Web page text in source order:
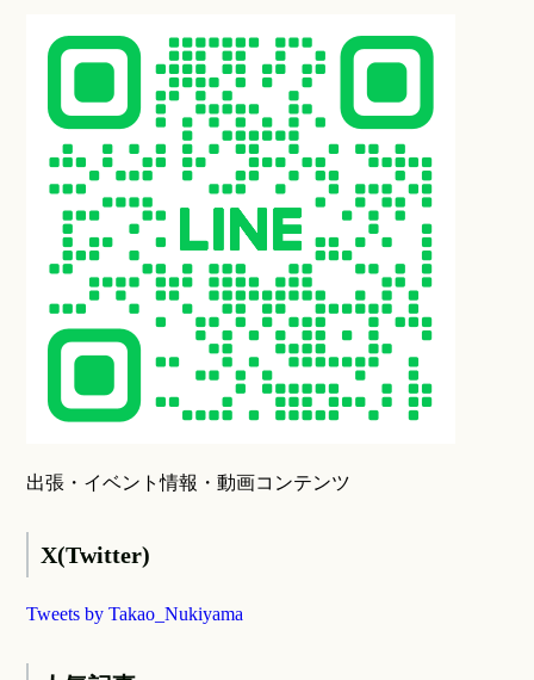
出張・イベント情報・動画コンテンツ
X(Twitter)
Tweets by Takao_Nukiyama